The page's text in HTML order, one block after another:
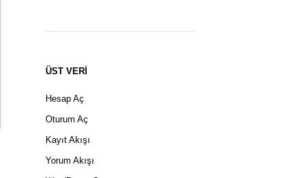
ÜST VERI
Hesap Aç
Oturum Aç
Kayıt Akışı
Yorum Akışı